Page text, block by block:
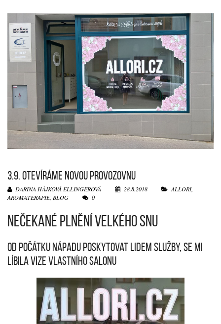
3.9. OTEVÍRÁME NOVOU PROVOZOVNU
DARINA HÁJKOVÁ ELLINGEROVÁ 28.8.2018 ALLORI,
AROMATERAPIE, BLOG 0
NEČEKANÉ PLNĚNÍ VELKÉHO SNU
Od počátku nápadu poskytovat lidem služby, se mi
líbila vize vlastního salonu